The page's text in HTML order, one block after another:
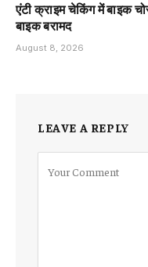
एंटी क्राइम चेकिंग में बाइक
बाइक बरामद
August 8, 2026
LEAVE A REPLY